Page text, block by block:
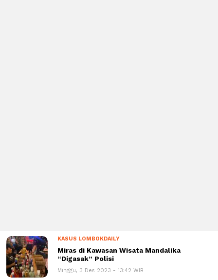
KASUS LOMBOKDAILY
Miras di Kawasan Wisata Mandalika
“Digasak” Polisi
Minggu, 3 Des 2023 - 13:42 WIB